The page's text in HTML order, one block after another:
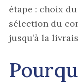
étape : choix
sélection du
jusqu’à la